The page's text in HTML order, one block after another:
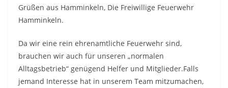
Grüßen aus Hamminkeln, Die Freiwillige Feuerwehr
Hamminkeln.
Da wir eine rein ehrenamtliche Feuerwehr sind,
brauchen wir auch für unseren „normalen
Alltagsbetrieb“ genügend Helfer und Mitglieder.Falls
jemand Interesse hat in unserem Team mitzumachen,